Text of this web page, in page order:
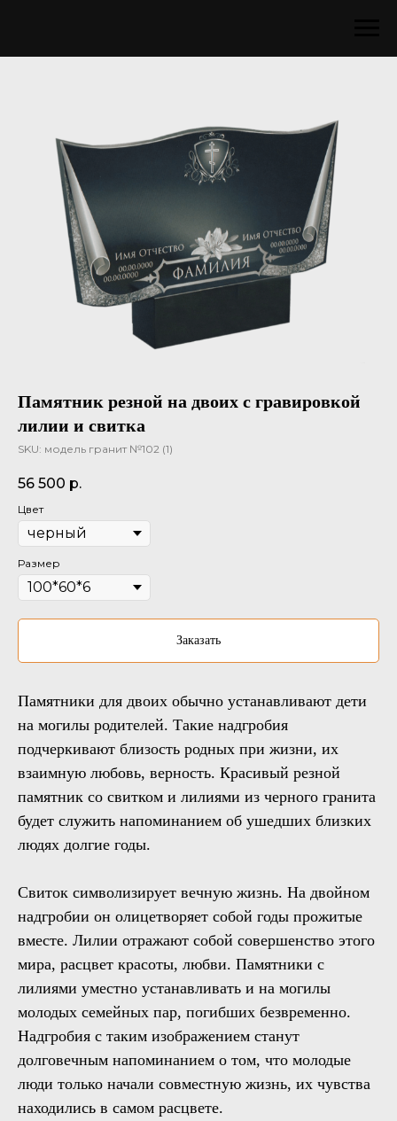
Памятник резной на двоих с гравировкой
лилии и свитка
SKU: модель гранит №102 (1)
56 500 р.
Цвет
Размер
Заказать
Памятники для двоих обычно устанавливают дети
на могилы родителей. Такие надгробия
подчеркивают близость родных при жизни, их
взаимную любовь, верность. Красивый резной
памятник со свитком и лилиями из черного гранита
будет служить напоминанием об ушедших близких
людях долгие годы.
Свиток символизирует вечную жизнь. На двойном
надгробии он олицетворяет собой годы прожитые
вместе. Лилии отражают собой совершенство этого
мира, расцвет красоты, любви. Памятники с
лилиями уместно устанавливать и на могилы
молодых семейных пар, погибших безвременно.
Надгробия с таким изображением станут
долговечным напоминанием о том, что молодые
люди только начали совместную жизнь, их чувства
находились в самом расцвете.